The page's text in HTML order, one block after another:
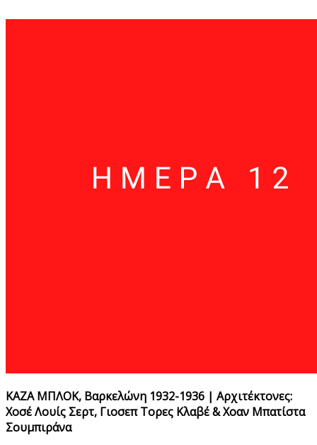
ΚΑΖΑ ΜΠΛΟΚ, Βαρκελώνη 1932-1936 | Αρχιτέκτονες:
Χοσέ Λουίς Σερτ, Γιοσεπ Τορες Κλαβέ & Χοαν Μπατίστα
Σουμπιράνα